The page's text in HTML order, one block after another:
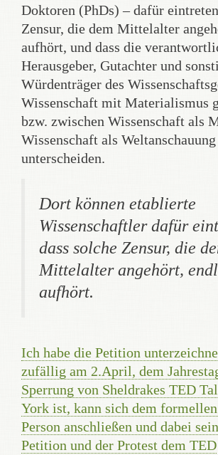
Doktoren (PhDs) – dafür
Zensur, die dem Mittelalter
aufhört, und dass die
Herausgeber, Gutachter und
Würdenträger des
Wissenschaft mit Materialismus
bzw. zwischen Wissenschaft als
Wissenschaft als Weltanschauung
unterscheiden.
Dort können etablierte
Wissenschaftler dafür
dass solche Zensur, die
Mittelalter angehört,
aufhört.
Ich habe die Petition
zufällig am 2.April, dem
Sperrung von Sheldrakes TED
York ist, kann sich dem
Person anschließen und dabei
Petition und der Protest dem TED